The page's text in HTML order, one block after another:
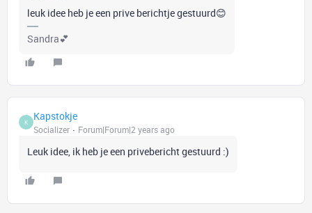
leuk idee heb je een prive berichtje gestuurd😊
Sandra💕
K Kapstokje
Socializer Forum|Forum|2 years ago
Leuk idee, ik heb je een privebericht gestuurd :)